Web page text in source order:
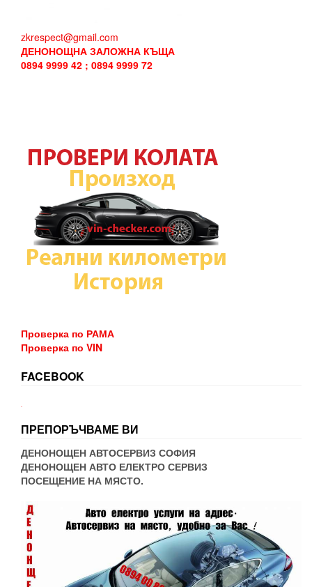
zkrespect@gmail.com
ДЕНОНОЩНА ЗАЛОЖНА КЪЩА
0894 9999 42 ; 0894 9999 72
Проверка по РАМА
Проверка по VIN
FACEBOOK
ПРЕПОРЪЧВАМЕ ВИ
ДЕНОНОЩЕН АВТОСЕРВИЗ СОФИЯ
ДЕНОНОЩЕН АВТО ЕЛЕКТРО СЕРВИЗ
ПОСЕЩЕНИЕ НА МЯСТО.